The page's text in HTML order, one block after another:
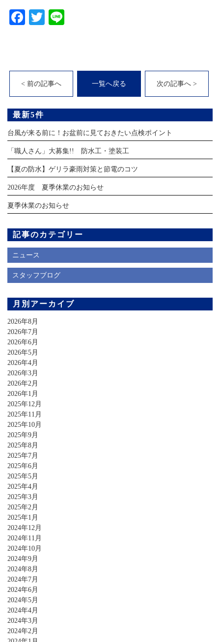
Facebook
Twitter
< 前の記事へ 一覧へ戻る 次の記事へ >
最新5件
台風が来る前に！お盆前に見ておきたい点検ポイント
「職人さん」大募集!! 防水工・塗装工
【夏の防水】ゲリラ豪雨対策と節電のコツ
2026年度 夏季休業のお知らせ
夏季休業のお知らせ
記事のカテゴリー
ニュース
スタッフブログ
月別アーカイブ
2026年8月
2026年7月
2026年6月
2026年5月
2026年4月
2026年3月
2026年2月
2026年1月
2025年12月
2025年11月
2025年10月
2025年9月
2025年8月
2025年7月
2025年6月
2025年5月
2025年4月
2025年3月
2025年2月
2025年1月
2024年12月
2024年11月
2024年10月
2024年9月
2024年8月
2024年7月
2024年6月
2024年5月
2024年4月
2024年3月
2024年2月